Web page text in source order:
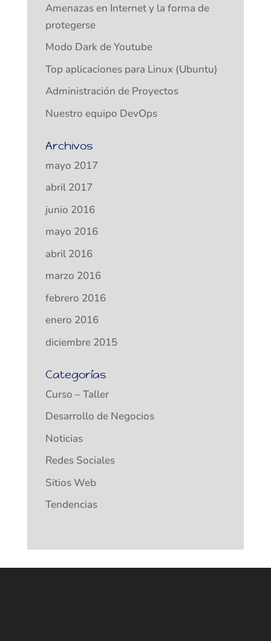
Amenazas en Internet y la forma de
protegerse
Modo Dark de Youtube
Top aplicaciones para Linux (Ubuntu)
Administración de Proyectos
Nuestro equipo DevOps
Archivos
mayo 2017
abril 2017
junio 2016
mayo 2016
abril 2016
marzo 2016
febrero 2016
enero 2016
diciembre 2015
Categorías
Curso – Taller
Desarrollo de Negocios
Noticias
Redes Sociales
Sitios Web
Tendencias